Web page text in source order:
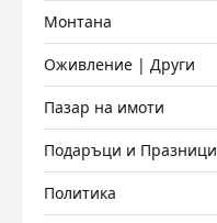
Монтана
Оживление | Други
Пазар на имоти
Подаръци и Празници
Политика